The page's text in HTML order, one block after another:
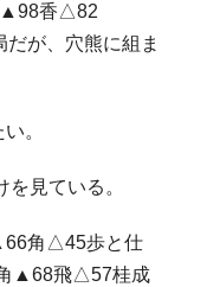
香△82
が、穴熊に組ま
。
見ている。
角△45歩と仕
▲68飛△57桂成